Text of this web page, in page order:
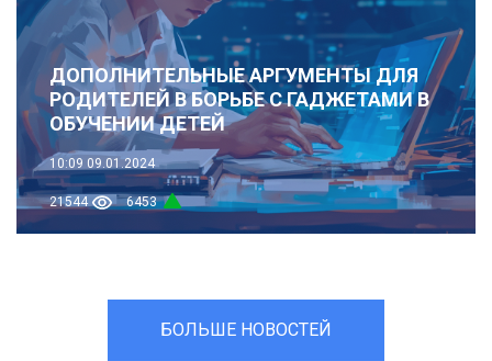
ДОПОЛНИТЕЛЬНЫЕ АРГУМЕНТЫ ДЛЯ
РОДИТЕЛЕЙ В БОРЬБЕ С ГАДЖЕТАМИ В
ОБУЧЕНИИ ДЕТЕЙ
10:09 09.01.2024
21544 6453
БОЛЬШЕ НОВОСТЕЙ